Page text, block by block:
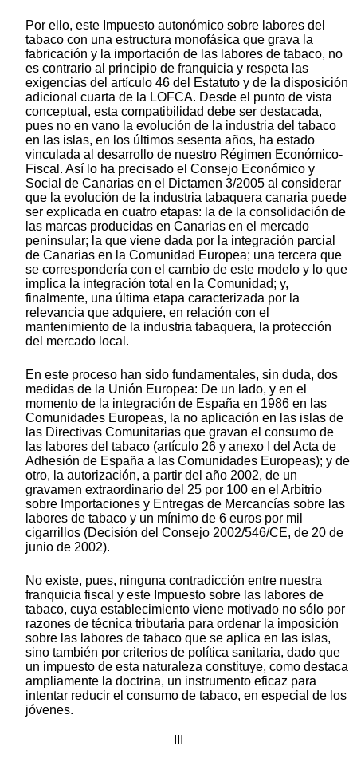
Por ello, este Impuesto autonómico sobre labores del
tabaco con una estructura monofásica que grava la
fabricación y la importación de las labores de tabaco, no
es contrario al principio de franquicia y respeta las
exigencias del artículo 46 del Estatuto y de la disposición
adicional cuarta de la LOFCA. Desde el punto de vista
conceptual, esta compatibilidad debe ser destacada,
pues no en vano la evolución de la industria del tabaco
en las islas, en los últimos sesenta años, ha estado
vinculada al desarrollo de nuestro Régimen Económico-
Fiscal. Así lo ha precisado el Consejo Económico y
Social de Canarias en el Dictamen 3/2005 al considerar
que la evolución de la industria tabaquera canaria puede
ser explicada en cuatro etapas: la de la consolidación de
las marcas producidas en Canarias en el mercado
peninsular; la que viene dada por la integración parcial
de Canarias en la Comunidad Europea; una tercera que
se correspondería con el cambio de este modelo y lo que
implica la integración total en la Comunidad; y,
finalmente, una última etapa caracterizada por la
relevancia que adquiere, en relación con el
mantenimiento de la industria tabaquera, la protección
del mercado local.
En este proceso han sido fundamentales, sin duda, dos
medidas de la Unión Europea: De un lado, y en el
momento de la integración de España en 1986 en las
Comunidades Europeas, la no aplicación en las islas de
las Directivas Comunitarias que gravan el consumo de
las labores del tabaco (artículo 26 y anexo I del Acta de
Adhesión de España a las Comunidades Europeas); y de
otro, la autorización, a partir del año 2002, de un
gravamen extraordinario del 25 por 100 en el Arbitrio
sobre Importaciones y Entregas de Mercancías sobre las
labores de tabaco y un mínimo de 6 euros por mil
cigarrillos (Decisión del Consejo 2002/546/CE, de 20 de
junio de 2002).
No existe, pues, ninguna contradicción entre nuestra
franquicia fiscal y este Impuesto sobre las labores de
tabaco, cuya establecimiento viene motivado no sólo por
razones de técnica tributaria para ordenar la imposición
sobre las labores de tabaco que se aplica en las islas,
sino también por criterios de política sanitaria, dado que
un impuesto de esta naturaleza constituye, como destaca
ampliamente la doctrina, un instrumento eficaz para
intentar reducir el consumo de tabaco, en especial de los
jóvenes.